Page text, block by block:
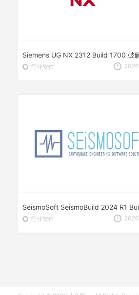
行业软件
行业软件